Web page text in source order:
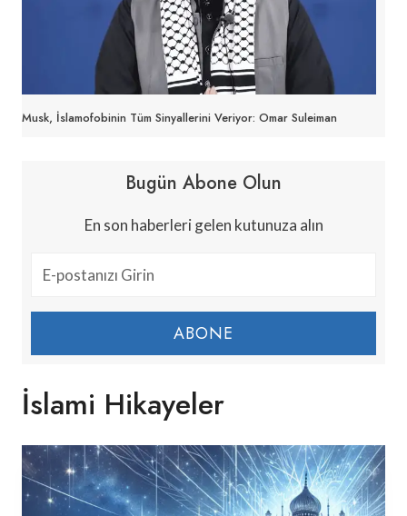
Musk, İslamofobinin Tüm Sinyallerini Veriyor: Omar Suleiman
Bugün Abone Olun
En son haberleri gelen kutunuza alın
ABONE
İslami Hikayeler